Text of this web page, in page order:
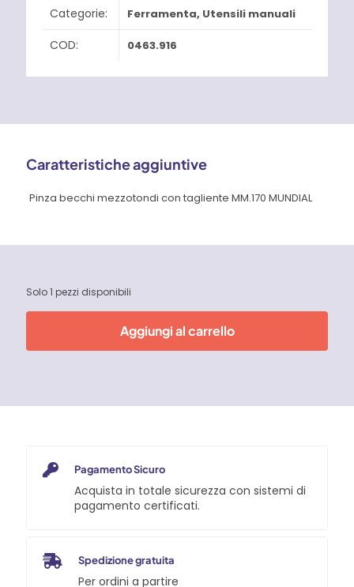
Categorie: Ferramenta, Utensili manuali
COD: 0463.916
Caratteristiche aggiuntive
Pinza becchi mezzotondi con tagliente MM.170 MUNDIAL
Solo 1 pezzi disponibili
Aggiungi al carrello
Pagamento Sicuro
Acquista in totale sicurezza con sistemi di
pagamento certificati.
Spedizione gratuita
Per ordini a partire